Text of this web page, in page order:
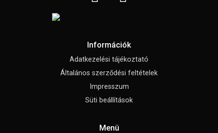
Információk
Adatkezelési tájékoztató
Általános szerződési feltételek
Impresszum
Süti beállítások
Menü